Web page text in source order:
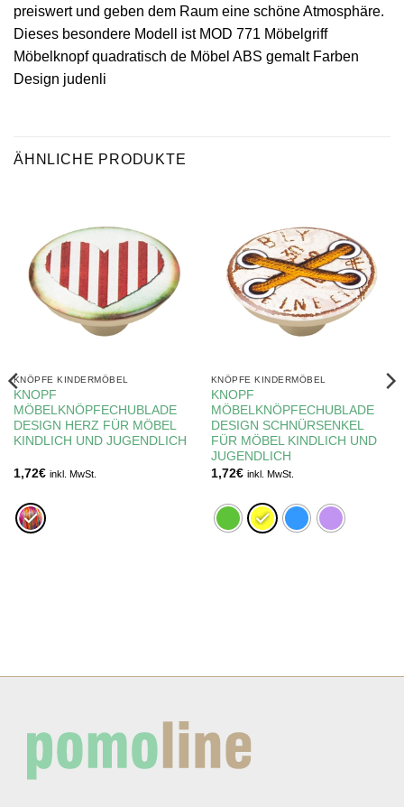
preiswert und geben dem Raum eine schöne Atmosphäre.
Dieses besondere Modell ist MOD 771 Möbelgriff
Möbelknopf quadratisch de Möbel ABS gemalt Farben
Design judenli
ÄHNLICHE PRODUKTE
KNÖPFE KINDERMÖBEL
KNOPF
MÖBELKNÖPFECHUBLADE
DESIGN HERZ FÜR MÖBEL
KINDLICH UND JUGENDLICH
1,72€ inkl. MwSt.
KNÖPFE KINDERMÖBEL
KNOPF
MÖBELKNÖPFECHUBLADE
DESIGN SCHNÜRSENKEL
FÜR MÖBEL KINDLICH UND
JUGENDLICH
1,72€ inkl. MwSt.